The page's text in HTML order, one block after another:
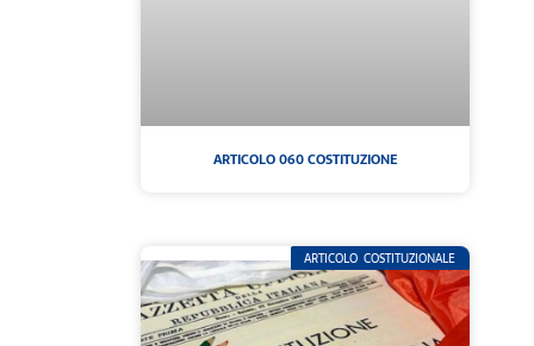
ARTICOLO 060 COSTITUZIONE
ARTICOLO COSTITUZIONALE